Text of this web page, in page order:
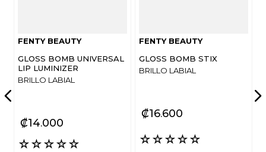
FENTY BEAUTY
GLOSS BOMB UNIVERSAL
LIP LUMINIZER
BRILLO LABIAL
₡14 000
☆☆☆☆☆
FENTY BEAUTY
GLOSS BOMB STIX
BRILLO LABIAL
₡16600
☆☆☆☆☆